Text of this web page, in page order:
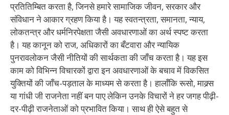
प्रतितिम्बित करता है, जिनसे हमारे सामाजिक जीवन, सरकार और
संविधान ने आकार ग्रहण किया है। यह स्वतन्त्रता, समानता, न्याय,
लोकतन्त्र और धर्मनिरपेक्षता जैसी अवधारणाओं का अर्थ स्पष्ट करता
है। यह कानून को राज, अधिकारों का बँटवारा और न्यायिक
पुनरावलोकन जैसी नीतियों की सार्थकता की जाँच करता है। यह इस
काम को विभिन्न विचारकों द्वारा इन अवधारणाओं के बचाव में विकसित
युक्तियों की जाँच-पड़ताल के माध्यम से करता है। हालाँकि रूसो, माक्र्स
या गांधी जी राजनेता नहीं बन पाए लेकिन उनके विचारों ने हर जगह पीढ़ी-
दर-पीढ़ी राजनेताओं को प्रभावित किया। साथ ही ऐसे बहुत से